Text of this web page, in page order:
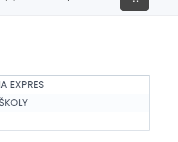
EXPRES